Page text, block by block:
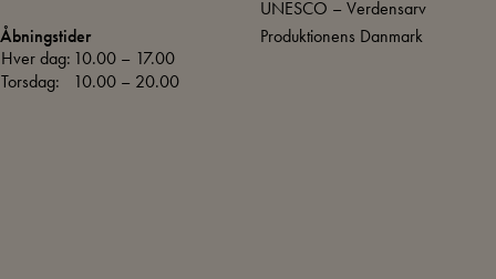
Åbningstider
Hver dag: 10.00 – 17.00
Torsdag:
10.00 – 20.00
UNESCO – Verdensarv
Produktionens Danmark